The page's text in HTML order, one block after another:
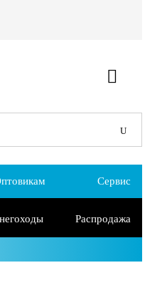
Сервис
Распродажа